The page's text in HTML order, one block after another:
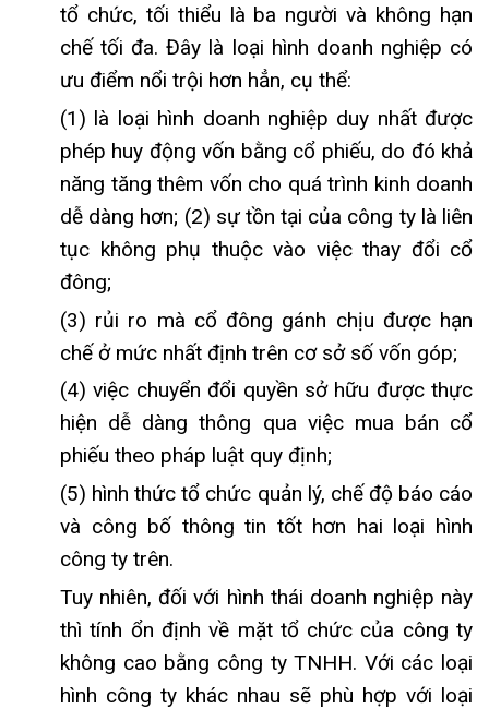
tổ chức, tối thiểu là ba người và không hạn
chế tối đa. Đây là loại hình doanh nghiệp có
ưu điểm nổi trội hơn hẳn, cụ thể:
(1) là loại hình doanh nghiệp duy nhất được
phép huy động vốn bằng cổ phiếu, do đó khả
năng tăng thêm vốn cho quá trình kinh doanh
dễ dàng hơn; (2) sự tồn tại của công ty là liên
tục không phụ thuộc vào việc thay đổi cổ
đông;
(3) rủi ro mà cổ đông gánh chịu được hạn
chế ở mức nhất định trên cơ sở số vốn góp;
(4) việc chuyển đổi quyền sở hữu được thực
hiện dễ dàng thông qua việc mua bán cổ
phiếu theo pháp luật quy định;
(5) hình thức tổ chức quản lý, chế độ báo cáo
và công bố thông tin tốt hơn hai loại hình
công ty trên.
Tuy nhiên, đối với hình thái doanh nghiệp này
thì tính ổn định về mặt tổ chức của công ty
không cao bằng công ty TNHH. Với các loại
hình công ty khác nhau sẽ phù hợp với loại